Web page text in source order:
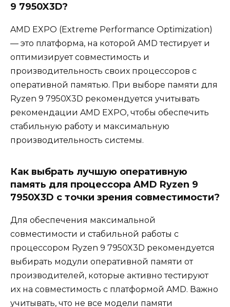
9 7950X3D?
AMD EXPO (Extreme Performance Optimization)
— это платформа, на которой AMD тестирует и
оптимизирует совместимость и
производительность своих процессоров с
оперативной памятью. При выборе памяти для
Ryzen 9 7950X3D рекомендуется учитывать
рекомендации AMD EXPO, чтобы обеспечить
стабильную работу и максимальную
производительность системы.
Как выбрать лучшую оперативную
память для процессора AMD Ryzen 9
7950X3D с точки зрения совместимости?
Для обеспечения максимальной
совместимости и стабильной работы с
процессором Ryzen 9 7950X3D рекомендуется
выбирать модули оперативной памяти от
производителей, которые активно тестируют
их на совместимость с платформой AMD. Важно
учитывать, что не все модели памяти